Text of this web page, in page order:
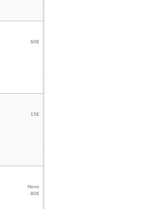
60€
15€
Novo
80€